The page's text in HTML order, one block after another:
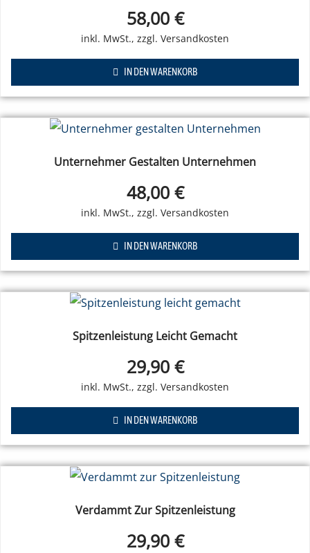
58,00 €
IN DEN WARENKORB
Unternehmer Gestalten Unternehmen
48,00 €
IN DEN WARENKORB
Spitzenleistung Leicht Gemacht
29,90 €
IN DEN WARENKORB
Verdammt Zur Spitzenleistung
29,90 €